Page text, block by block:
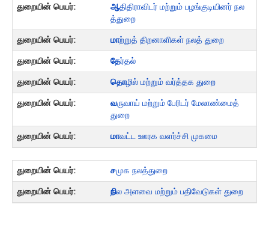
ஆதிதிராவிடர் மற்றும் பழங்குடியினர் நல
த்துறை
மாற்றுத் திறனாளிகள் நலத் துறை
தேர்தல்
தொழில் மற்றும் வர்த்தக துறை
வருவாய் மற்றும் பேரிடர் மேலாண்மைத்
துறை
மாவட்ட ஊரக வளர்ச்சி முகமை
சமுக நலத்துறை
நில அளவை மற்றும் பதிவேடுகள் துறை